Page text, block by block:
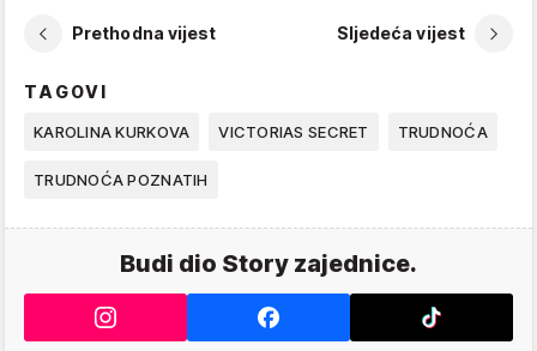
Prethodna vijest Sljedeća vijest
TAGOVI
KAROLINA KURKOVA VICTORIAS SECRET TRUDNOĆA
TRUDNOĆA POZNATIH
Budi dio Story zajednice.